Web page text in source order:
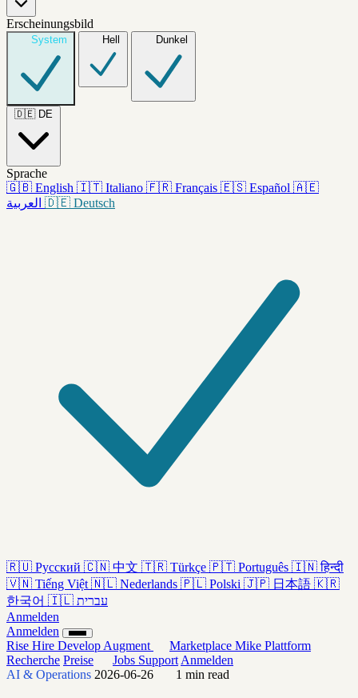
Erscheinungsbild
System Hell Dunkel
🇩🇪 DE
Sprache
🇬🇧 English 🇮🇹 Italiano 🇫🇷 Français 🇪🇸 Español 🇦🇪
العربية 🇩🇪 Deutsch
🇷🇺 Русский 🇨🇳 中文 🇹🇷 Türkçe 🇵🇹 Português 🇮🇳 हिन्दी
🇻🇳 Tiếng Việt 🇳🇱 Nederlands 🇵🇱 Polski 🇯🇵 日本語 🇰🇷
한국어 🇮🇱 עברית
Anmelden
Anmelden
Rise Hire Develop Augment Marketplace Mike Plattform
Recherche Preise Jobs Support Anmelden
AI & Operations 2026-06-26 1 min read